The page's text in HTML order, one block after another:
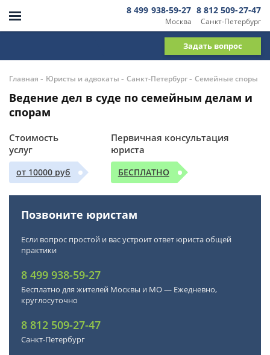
Москва
8 499 938-59-27
Санкт-Петербург
8 812 509-27-47
Задать вопрос
Главная - Юристы и адвокаты - Санкт-Петербург- Семейные споры
Ведение дел в суде по семейным делам и
спорам
Стоимость
услуг
от 10000 руб
Первичная консультация
юриста
БЕСПЛАТНО
Позвоните юристам
Если вопрос простой и вас устроит ответ юриста общей
практики
8 499 938-59-27
Бесплатно для жителей Москвы и МО — Ежедневно,
круглосуточно
8 812 509-27-47
Санкт-Петербург